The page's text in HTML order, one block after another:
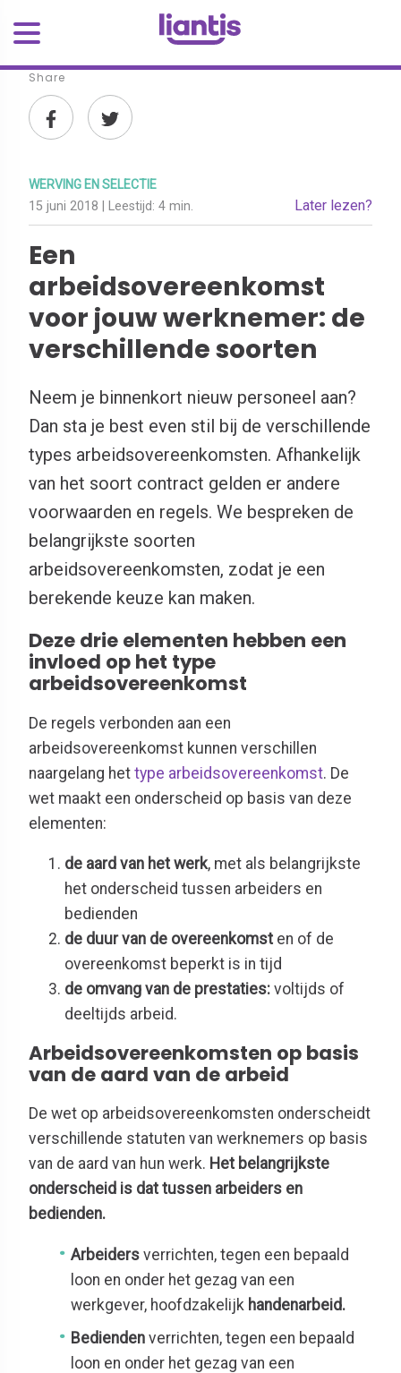
Share
WERVING EN SELECTIE
15 juni 2018 | Leestijd: 4 min. Later lezen?
Een
arbeidsovereenkomst
voor jouw werknemer: de
verschillende soorten
Neem je binnenkort nieuw personeel aan?
Dan sta je best even stil bij de verschillende
types arbeidsovereenkomsten. Afhankelijk
van het soort contract gelden er andere
voorwaarden en regels. We bespreken de
belangrijkste soorten
arbeidsovereenkomsten, zodat je een
berekende keuze kan maken.
Deze drie elementen hebben een
invloed op het type
arbeidsovereenkomst
De regels verbonden aan een
arbeidsovereenkomst kunnen verschillen
naargelang het type arbeidsovereenkomst. De
wet maakt een onderscheid op basis van deze
elementen:
de aard van het werk, met als belangrijkste
het onderscheid tussen arbeiders en
bedienden
de duur van de overeenkomst en of de
overeenkomst beperkt is in tijd
de omvang van de prestaties: voltijds of
deeltijds arbeid.
Arbeidsovereenkomsten op basis
van de aard van de arbeid
De wet op arbeidsovereenkomsten onderscheidt
verschillende statuten van werknemers op basis
van de aard van hun werk. Het belangrijkste
onderscheid is dat tussen arbeiders en
bedienden.
Arbeiders verrichten, tegen een bepaald
loon en onder het gezag van een
werkgever, hoofdzakelijk handenarbeid.
Bedienden verrichten, tegen een bepaald
loon en onder het gezag van een